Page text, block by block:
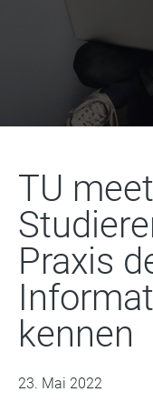
TU
Praxis
kennen
23. Mai 2022